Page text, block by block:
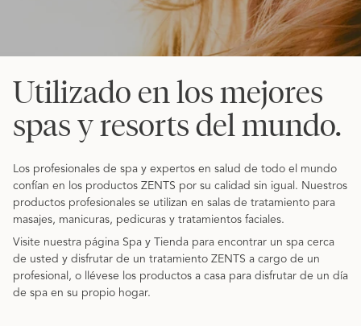
Utilizado en los mejores
spas y resorts del mundo.
Los profesionales de spa y expertos en salud de todo el mundo
confían en los productos ZENTS por su calidad sin igual. Nuestros
productos profesionales se utilizan en salas de tratamiento para
masajes, manicuras, pedicuras y tratamientos faciales.
Visite nuestra página Spa y Tienda para encontrar un spa cerca
de usted y disfrutar de un tratamiento ZENTS a cargo de un
profesional, o llévese los productos a casa para disfrutar de un día
de spa en su propio hogar.